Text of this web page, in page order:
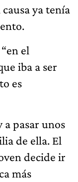
ya tenía
el
iba a ser
es
a pasar unos
de ella. El
decide ir
más